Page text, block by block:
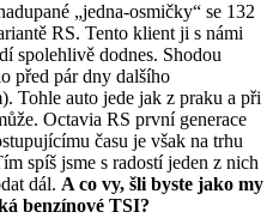
„jedna-osmičky“ se 132
RS. Tento klient ji s námi
spolehlivě dodnes. Shodou
před pár dny dalšího
Tohle auto jede jak z praku a při
Octavia RS první generace
času je však na trhu
spíš jsme s radostí jeden z nich
dál. A co vy, šli byste jako my
benzínové TSI?